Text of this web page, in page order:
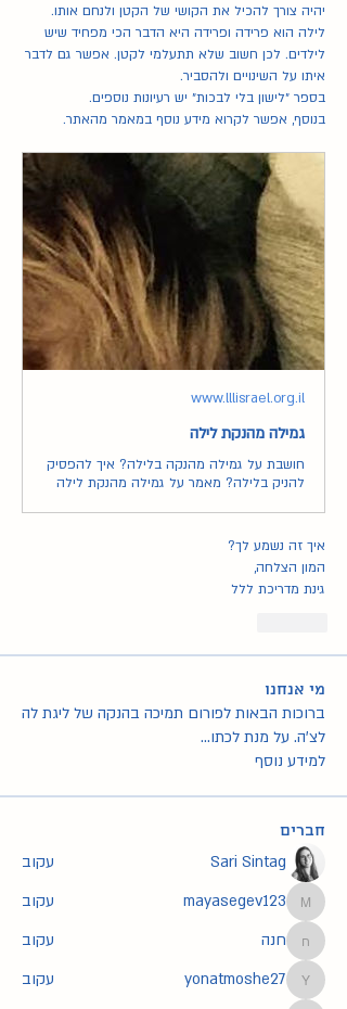
יהיה צורך להכיל את הקושי של הקטן ולנחם אותו.
איתו על השינויים ולהסביר.
בספר ״לישון בלי לבכות״ יש רעיונות נוספים.
בנוסף, אפשר לקרוא מידע נוסף במאמר מהאתר.
www.lllisrael.org.il
גמילה מהנקת לילה
חושבת על גמילה מהנקה בלילה? איך להפסיק
להניק בלילה? מאמר על גמילה מהנקת לילה
איך זה נשמע לך?
המון הצלחה,
גינת מדריכת ללל
מי אנחנו
ברוכות הבאות לפורום תמיכה בהנקה של ליגת לה
לצ'ה. על מנת לכתו...
למידע נוסף
חברים
Sari Sintag עקוב
mayasegev123
mayasegev123 עקוב
חנהחנה עקוב
yonatmoshe27
yonatmoshe27
עקוב